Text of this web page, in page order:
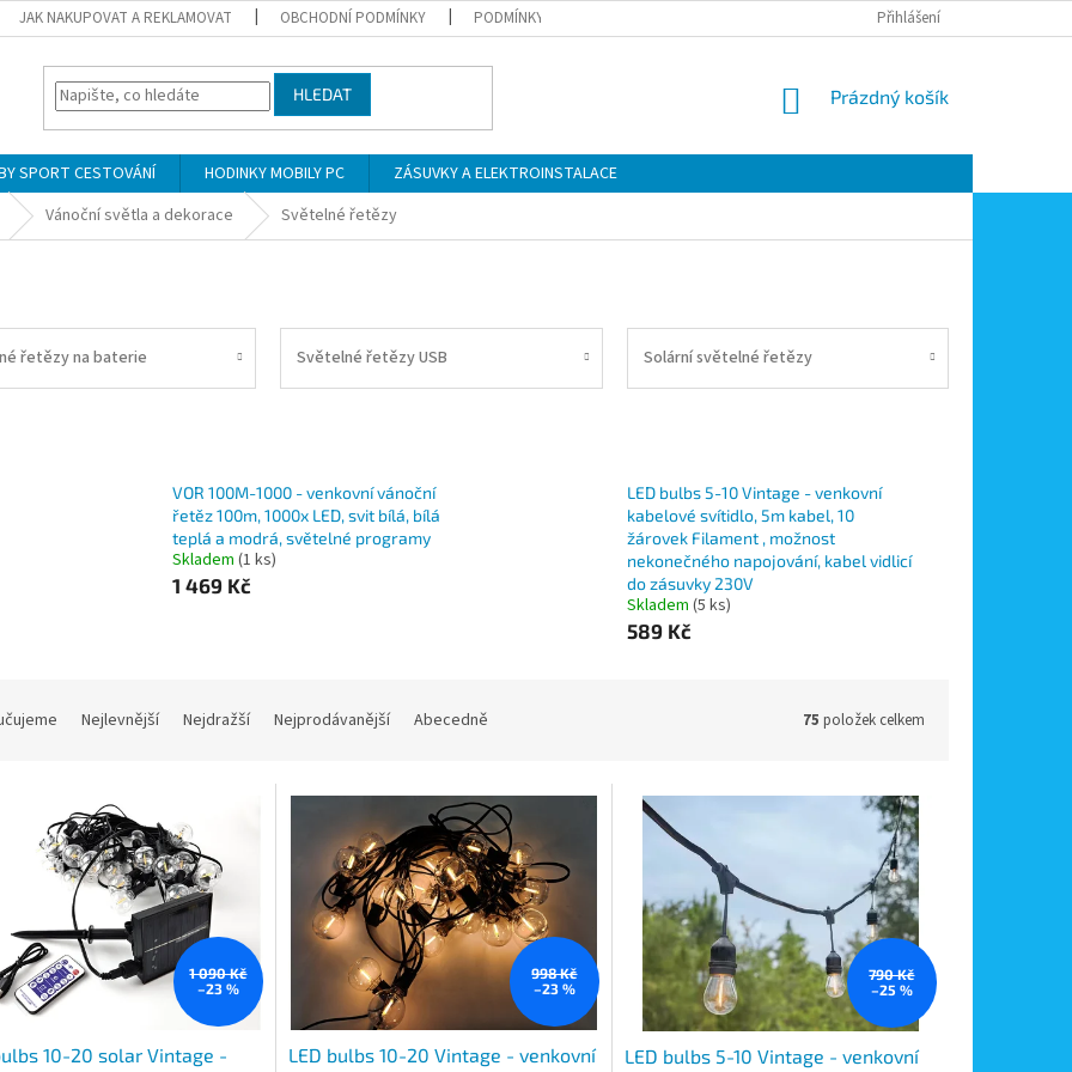
JAK NAKUPOVAT A REKLAMOVAT OBCHODNÍ PODMÍNKY PODMÍNKY OCHRANY OSOBNÍCH ÚDAJŮ MOJE OBJEDNÁVKA
Přihlášení
HLEDAT
NÁKUPNÍ
Prázdný košík
SPORT CESTOVÁNÍ HODINKY MOBILY PC
ZÁSUVKY A ELEKTROINSTALACE
Vánoční světla a dekorace Světelné řetězy
řetězy na baterie Světelné řetězy USB Solární světelné řetězy
VOR 100M-1000 - venkovní vánoční
řetěz 100m, 1000x LED, svit bílá, bílá
teplá a modrá, světelné programy
Skladem(1 ks)
1 469 Kč
LED bulbs 5-10 Vintage - venkovní
kabelové svítidlo, 5m kabel, 10
žárovek Filament , možnost
nekonečného napojování, kabel vidlicí
do zásuvky 230V
Skladem (5 ks)
589 Kč
Nejlevnější Nejdražší Nejprodávanější Abecedně 75 položek celkem
1 090 Kč
–23 %
10-20 solar Vintage -
998 Kč
–23 %
LED bulbs 10-20 Vintage - venkovní
790 Kč
–25 %
LED bulbs 5-10 Vintage - venkovní